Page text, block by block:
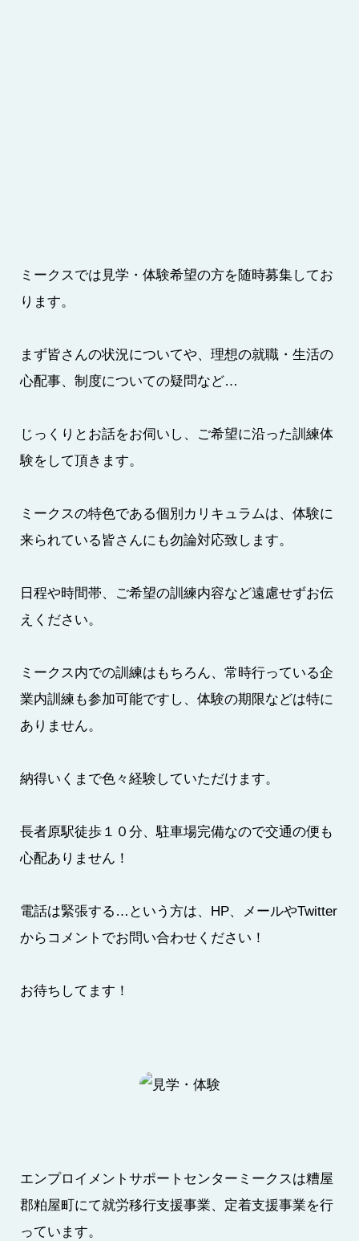
ミークスでは見学・体験希望の方を随時募集してお
ります。
まず皆さんの状況についてや、理想の就職・生活の
心配事、制度についての疑問など…
じっくりとお話をお伺いし、ご希望に沿った訓練体
験をして頂きます。
ミークスの特色である個別カリキュラムは、体験に
来られている皆さんにも勿論対応致します。
日程や時間帯、ご希望の訓練内容など遠慮せずお伝
えください。
ミークス内での訓練はもちろん、常時行っている企
業内訓練も参加可能ですし、体験の期限などは特に
ありません。
納得いくまで色々経験していただけます。
長者原駅徒歩１０分、駐車場完備なので交通の便も
心配ありません！
電話は緊張する…という方は、HP、メールやTwitter
からコメントでお問い合わせください！
お待ちしてます！
エンプロイメントサポートセンターミークスは糟屋
郡粕屋町にて就労移行支援事業、定着支援事業を行
っています。